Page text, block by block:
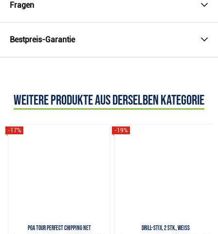
Fragen
Bestpreis-Garantie
Weitere Produkte aus derselben Kategorie
PGA TOUR Perfect Chipping Net
-17%
Drill-Stix, 2 Stk., weiss
-19%